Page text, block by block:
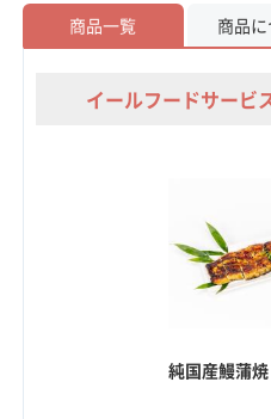
商品一覧 商品
イールフードサービ
純国産鰻蒲焼